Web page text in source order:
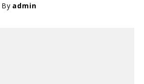
By admin